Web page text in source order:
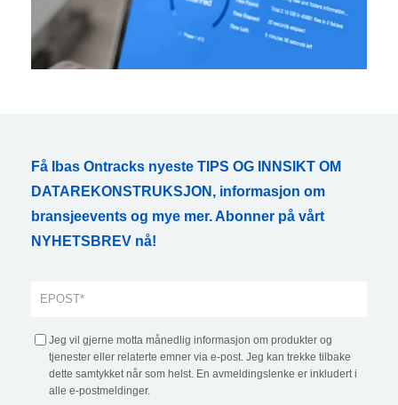
Få Ibas Ontracks nyeste TIPS OG INNSIKT OM
DATAREKONSTRUKSJON, informasjon om
bransjeevents og mye mer. Abonner på vårt
NYHETSBREV nå!
Jeg vil gjerne motta månedlig informasjon om produkter og
tjenester eller relaterte emner via e-post. Jeg kan trekke tilbake
dette samtykket når som helst. En avmeldingslenke er inkludert i
alle e-postmeldinger.